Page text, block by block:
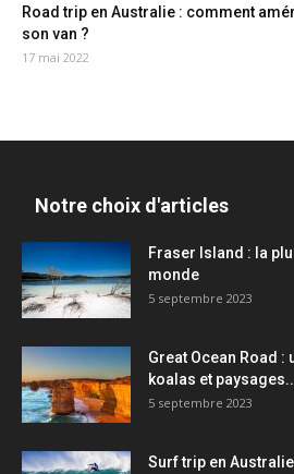
Road trip en Australie : comment
son van ?
17 mai 2022
Notre choix d'articles
Fraser Island : la
monde
5 septembre 2023
Great Ocean Road
koalas et
5 septembre 2023
Surf trip en